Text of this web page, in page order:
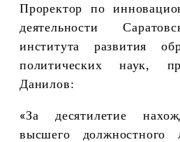
Проректор по
деятельности
института развития
политических наук,
Данилов:
«За десятилетие
высшего должностного